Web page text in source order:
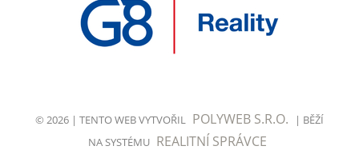
© 2026 | TENTO WEB VYTVOŘIL POLYWEB S.R.O.
| BĚŽÍ
NA SYSTÉMU REALITNÍ SPRÁVCE